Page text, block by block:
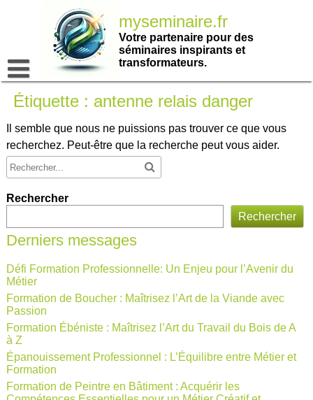
myseminaire.fr
Votre partenaire pour des
séminaires inspirants et
transformateurs.
Étiquette : antenne relais danger
Il semble que nous ne puissions pas trouver ce que vous
recherchez. Peut-être que la recherche peut vous aider.
Rechercher
Rechercher
Derniers messages
Défi Formation Professionnelle: Un Enjeu pour l’Avenir du
Métier
Formation de Boucher : Maîtrisez l’Art de la Viande avec
Passion
Formation Ébéniste : Maîtrisez l’Art du Travail du Bois de A
à Z
Épanouissement Professionnel : L’Équilibre entre Métier et
Formation
Formation de Peintre en Bâtiment : Acquérir les